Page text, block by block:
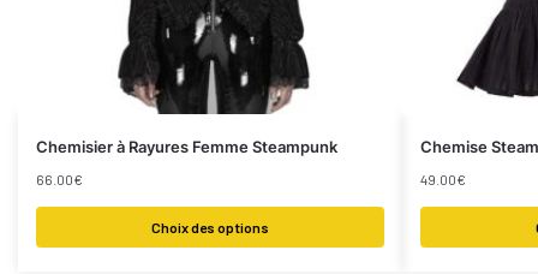
Chemisier à Rayures Femme Steampunk
66.00€
Choix des options
Chemise
49.00€